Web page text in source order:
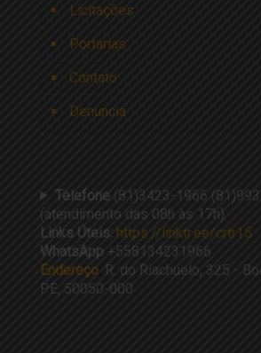
Licitações
Portarias
Contato
Denuncia
Telefone (81)3423-1966
(atendimento das 08h às 17h)
Links Úteis: https://linktr.ee/crtr15
WhatsApp +558134231966
Endereço: R. do Riachuelo, 325 -
PE, 50050-000